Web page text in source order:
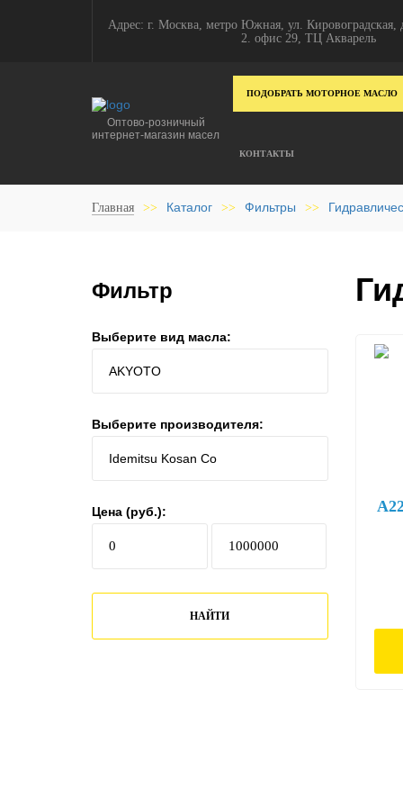
Адрес: г. Москва, метро Южная, ул. Кировоградская,
2. офис 29, ТЦ Акварель
Оптово-розничный
интернет-магазин масел
ПОДОБРАТЬ МОТОРНОЕ МАСЛО
КОНТАКТЫ
Главная >> Каталог >> Фильтры >>
Фильтр
Выберите вид масла:
Выберите производителя:
Цена (руб.):
НАЙТИ